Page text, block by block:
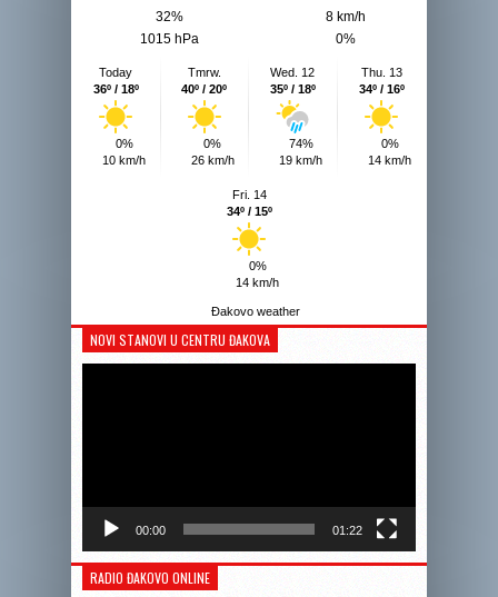
32%
8 km/h
1015 hPa
0%
Today
36º / 18º
0%
10 km/h
Tmrw.
40º / 20º
0%
26 km/h
Wed. 12
35º / 18º
74%
19 km/h
Thu. 13
34º / 16º
0%
14 km/h
Fri. 14
34º / 15º
0%
14 km/h
Đakovo weather
NOVI STANOVI U CENTRU ĐAKOVA
00:00 01:22
RADIO ĐAKOVO ONLINE